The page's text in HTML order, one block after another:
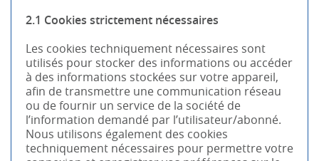
2.1 Cookies strictement nécessaires
Les cookies techniquement nécessaires sont
utilisés pour stocker des informations ou accéder
à des informations stockées sur votre appareil,
afin de transmettre une communication réseau
ou de fournir un service de la société de
l’information demandé par l’utilisateur/abonné.
Nous utilisons également des cookies
techniquement nécessaires pour permettre votre